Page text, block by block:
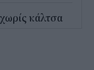
κάλτσα